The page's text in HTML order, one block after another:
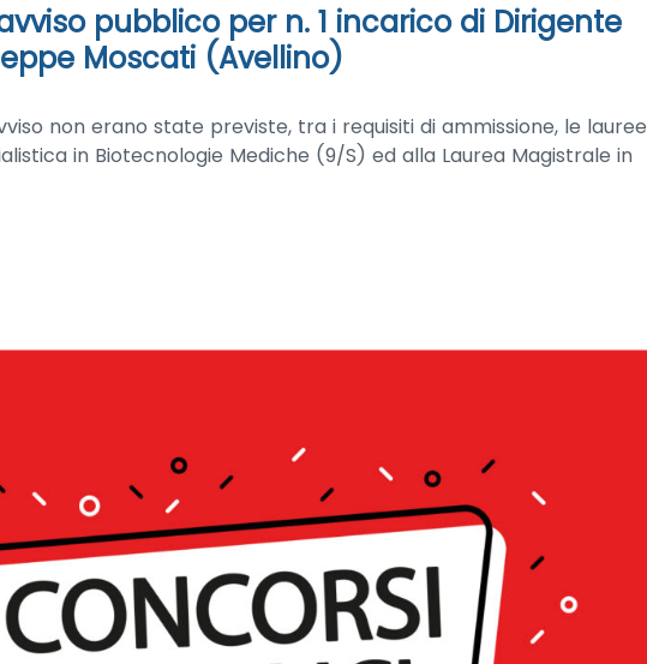
pubblico per n. 1 incarico di Dirigente
Moscati (Avellino)
non erano state previste, tra i requisiti di ammissione, le lauree
in Biotecnologie Mediche (9/S) ed alla Laurea Magistrale in